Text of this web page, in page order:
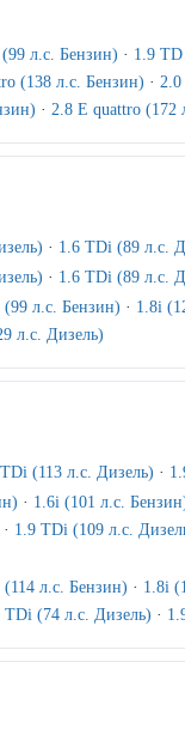
л.с. Бензин) · 1.9
(138 л.с. Бензин) ·
· 2.8 E quattro (172
· 1.6 TDi (89 л.с.
· 1.6 TDi (89 л.с.
(99 л.с. Бензин) · 1.8i
л.с. Дизель)
(113 л.с. Дизель) ·
· 1.6i (101 л.с.
· 1.9 TDi (109 л.с.
(114 л.с. Бензин) · 1.8i
TDi (74 л.с. Дизель) ·